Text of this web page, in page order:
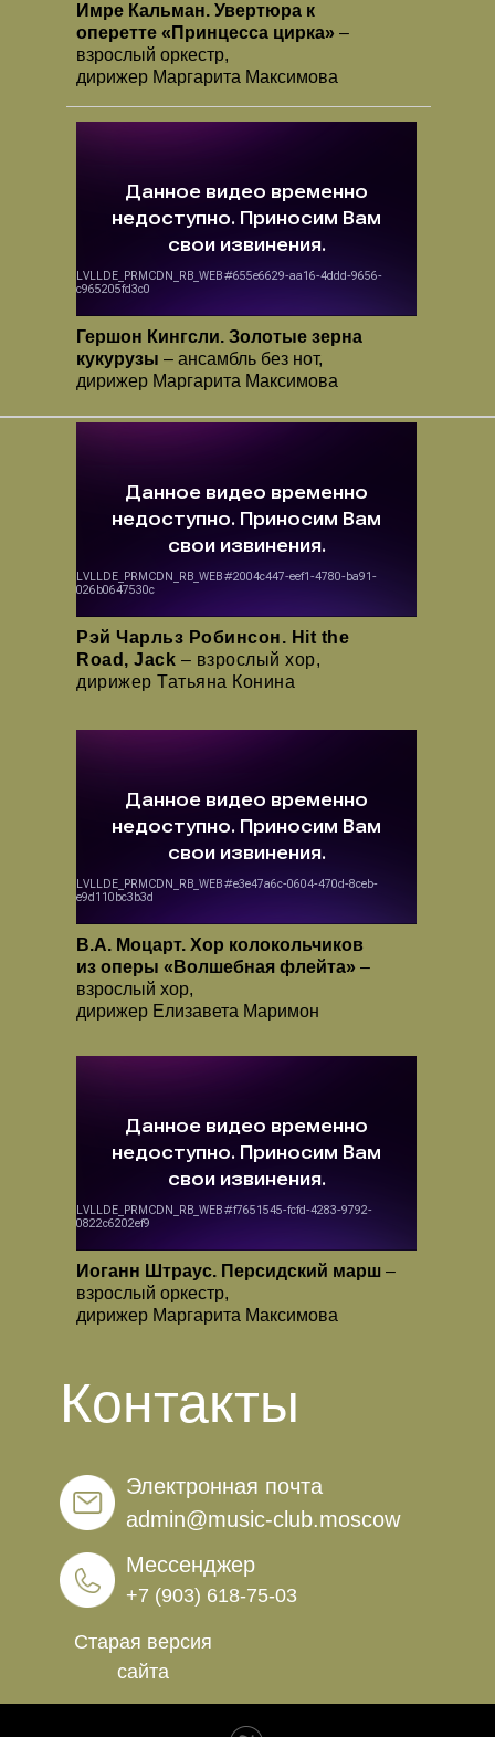
Рэй Чарльз Робинсон. Hit the
Road, Jack – взрослый хор,
дирижер Татьяна Конина
Иоганн Штраус. Персидский марш –
взрослый оркестр,
дирижер Маргарита Максимова
Гершон Кингсли. Золотые зерна
кукурузы – ансамбль без нот,
дирижер Маргарита Максимова
Имре Кальман. Увертюра к
оперетте «Принцесса цирка» –
взрослый оркестр,
дирижер Маргарита Максимова
В.А. Моцарт. Хор колокольчиков
из оперы «Волшебная флейта» –
взрослый хор,
дирижер Елизавета Маримон
Мессенджер
+7 (903) 618-75-03
Электронная почта
admin@music-club.moscow
Контакты
Старая версия
сайта